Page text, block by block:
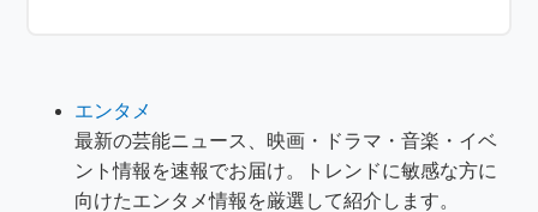
エンタメ
最新の芸能ニュース、映画・ドラマ・音楽・イベ
ント情報を速報でお届け。トレンドに敏感な方に
向けたエンタメ情報を厳選して紹介します。